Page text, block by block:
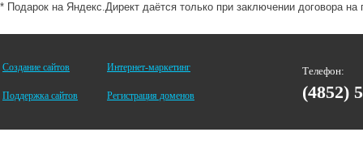
* Подарок на Яндекс.Директ даётся только при заключении договора на
Создание сайтов Интернет-маркетинг
Поддержка сайтов Регистрация доменов
Телефон:
(4852)